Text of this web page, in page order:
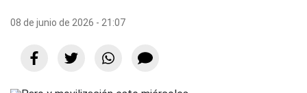
08 de junio de 2026 - 21:07